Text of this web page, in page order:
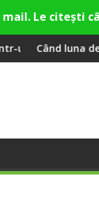
și de
o întrebare